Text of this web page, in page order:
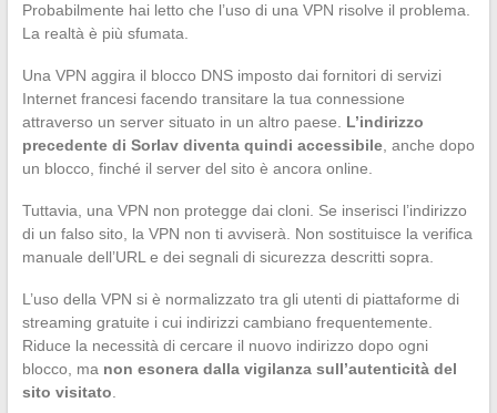
Probabilmente hai letto che l’uso di una VPN risolve il problema.
La realtà è più sfumata.
Una VPN aggira il blocco DNS imposto dai fornitori di servizi
Internet francesi facendo transitare la tua connessione
attraverso un server situato in un altro paese. L’indirizzo
precedente di Sorlav diventa quindi accessibile, anche dopo
un blocco, finché il server del sito è ancora online.
Tuttavia, una VPN non protegge dai cloni. Se inserisci l’indirizzo
di un falso sito, la VPN non ti avviserà. Non sostituisce la verifica
manuale dell’URL e dei segnali di sicurezza descritti sopra.
L’uso della VPN si è normalizzato tra gli utenti di piattaforme di
streaming gratuite i cui indirizzi cambiano frequentemente.
Riduce la necessità di cercare il nuovo indirizzo dopo ogni
blocco, ma non esonera dalla vigilanza sull’autenticità del
sito visitato.